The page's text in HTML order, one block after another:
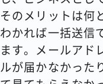
そのメリットは何
わかれば一括送信
ます。メールアド
ルが届かなかった